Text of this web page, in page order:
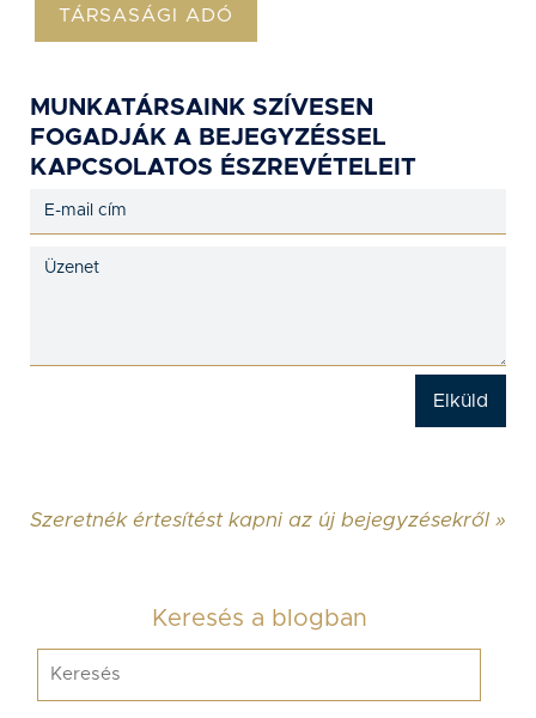
TÁRSASÁGI ADÓ
MUNKATÁRSAINK SZÍVESEN
FOGADJÁK A BEJEGYZÉSSEL
KAPCSOLATOS ÉSZREVÉTELEIT
Szeretnék értesítést kapni az új bejegyzésekről »
Keresés a blogban